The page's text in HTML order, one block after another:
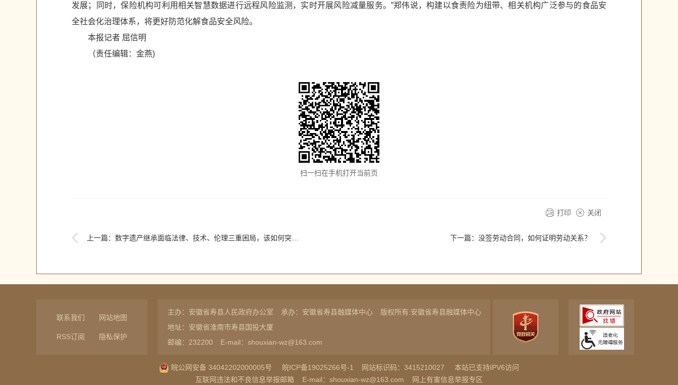
发展；同时，保险机构可利用相关智慧数据进行远程风险监测，实时开展风险减量服务。”郑伟说，构建以食责险为纽带、相关机构广泛参与的食品安
全社会化治理体系，将更好防范化解食品安全风险。
本报记者 屈信明
（责任编辑：金燕)
扫一扫在手机打开当前页
打印 关闭
上一篇： 数字遗产继承面临法律、技术、伦理三重困局，该如何突破？ 下一篇： 没签劳动合同，如何证明劳动关系？
联系我们 网站地图
RSS订阅 隐私保护
主办：安徽省寿县人民政府办公室 承办：安徽省寿县融媒体中心
版权所有:安徽省寿县融媒体中心
地址：安徽省淮南市寿县国投大厦
邮编：232200
E-mail：shouxian-wz@163.com
皖公网安备 34042202000005号 皖ICP备19025266号-1 网站标识码：3415210027
本站已支持IPV6访问
互联网违法和不良信息举报邮箱
E-mail：shouxian-wz@163.com 网上有害信息举报专区